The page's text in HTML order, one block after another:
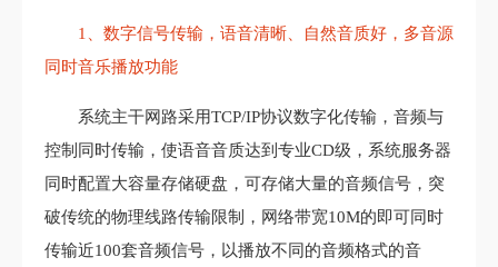
1、数字信号传输，语音清晰、自然音质好，多音源
同时音乐播放功能
系统主干网路采用TCP/IP协议数字化传输，音频与
控制同时传输，使语音音质达到专业CD级，系统服务器
同时配置大容量存储硬盘，可存储大量的音频信号，突
破传统的物理线路传输限制，网络带宽10M的即可同时
传输近100套音频信号，以播放不同的音频格式的音